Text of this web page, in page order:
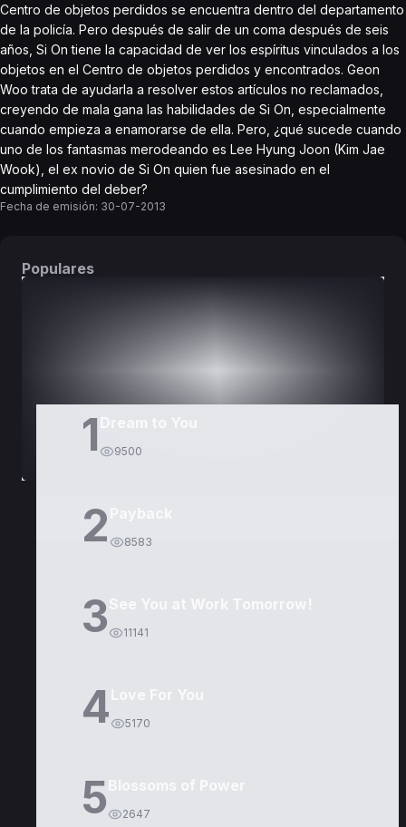
Centro de objetos perdidos se encuentra dentro del departamento
de la policía. Pero después de salir de un coma después de seis
años, Si On tiene la capacidad de ver los espíritus vinculados a los
objetos en el Centro de objetos perdidos y encontrados. Geon
Woo trata de ayudarla a resolver estos artículos no reclamados,
creyendo de mala gana las habilidades de Si On, especialmente
cuando empieza a enamorarse de ella. Pero, ¿qué sucede cuando
uno de los fantasmas merodeando es Lee Hyung Joon (Kim Jae
Wook), el ex novio de Si On quien fue asesinado en el
cumplimiento del deber?
Fecha de emisión: 30-07-2013
Populares
1 9500
2 8583
3 11141
4 5170
5 2647